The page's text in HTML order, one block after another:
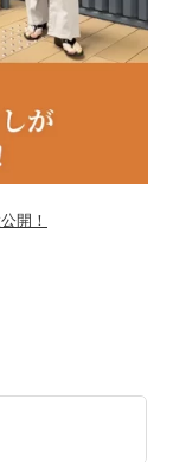
開！